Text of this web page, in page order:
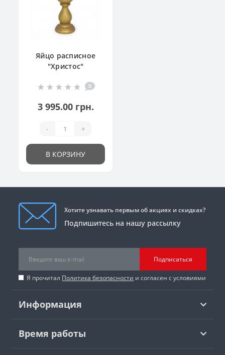
Яйцо расписное
"Христос"
0
3 995.00 грн.
- +
В КОРЗИНУ
Хотите узнавать первым об акциях и скидках?
Подпишитесь на нашу рассылку
Подписаться
Я прочитал Политика безопасности и согласен с условиями
Информация
Время работы